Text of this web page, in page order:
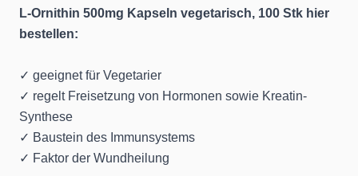
L-Ornithin 500mg Kapseln vegetarisch, 100 Stk hier
bestellen:
✓ geeignet für Vegetarier
✓ regelt Freisetzung von Hormonen sowie Kreatin-
Synthese
✓ Baustein des Immunsystems
✓ Faktor der Wundheilung